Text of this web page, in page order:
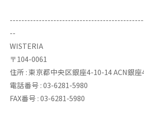
--
WISTERIA
〒104-0061
住所 : 東京都中央区銀座4-10-14 ACN銀
電話番号 : 03-6281-5980
FAX番号 : 03-6281-5980